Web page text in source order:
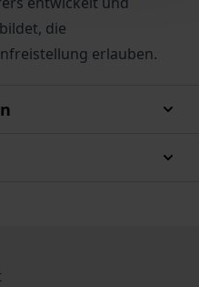
die
erlauben.